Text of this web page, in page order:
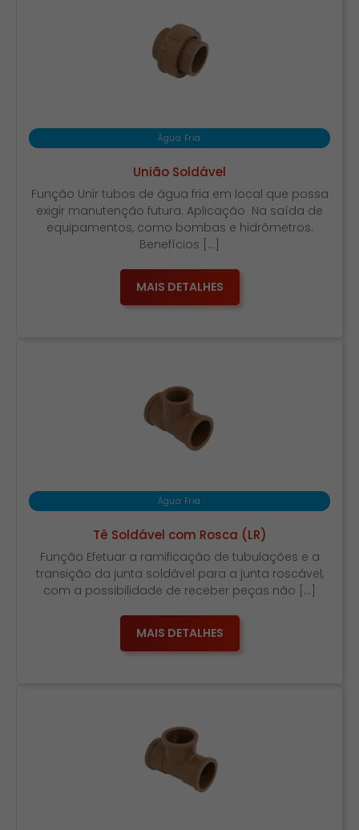
Água Fria
União Soldável
Função Unir tubos de água fria em local que possa
exigir manutenção futura. Aplicação Na saída de
equipamentos, como bombas e hidrômetros.
Benefícios […]
MAIS DETALHES
Água Fria
Tê Soldável com Rosca (LR)
Função Efetuar a ramificação de tubulações e a
transição da junta soldável para a junta roscável,
com a possibilidade de receber peças não […]
MAIS DETALHES